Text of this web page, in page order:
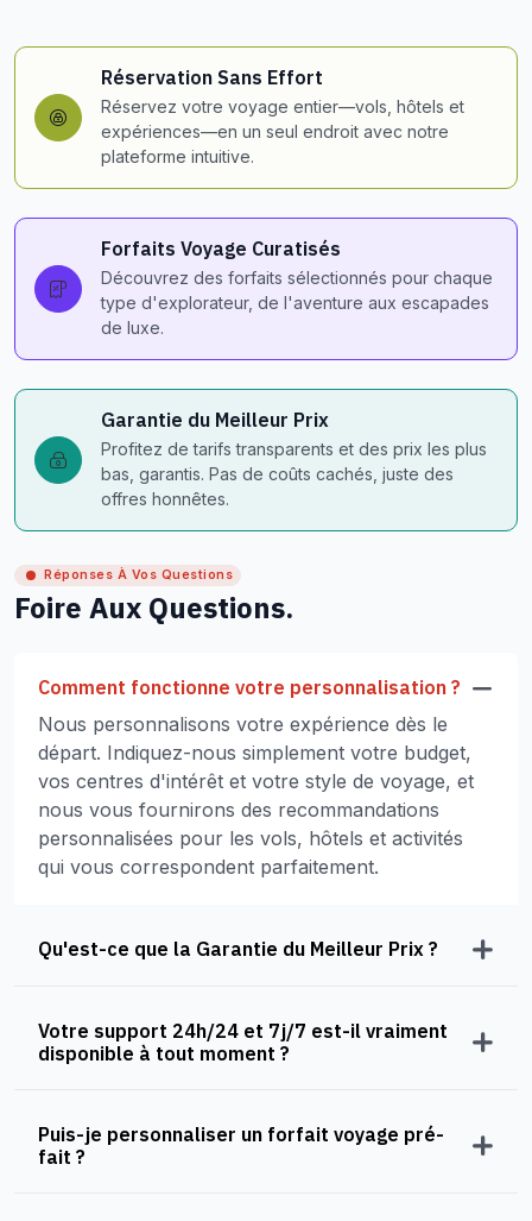
Réservation Sans Effort
Réservez votre voyage entier—vols, hôtels et
expériences—en un seul endroit avec notre
plateforme intuitive.
Forfaits Voyage Curatisés
Découvrez des forfaits sélectionnés pour chaque
type d'explorateur, de l'aventure aux escapades
de luxe.
Garantie du Meilleur Prix
Profitez de tarifs transparents et des prix les plus
bas, garantis. Pas de coûts cachés, juste des
offres honnêtes.
Réponses À Vos Questions
Foire Aux Questions.
Comment fonctionne votre personnalisation ?
Nous personnalisons votre expérience dès le
départ. Indiquez-nous simplement votre budget,
vos centres d'intérêt et votre style de voyage, et
nous vous fournirons des recommandations
personnalisées pour les vols, hôtels et activités
qui vous correspondent parfaitement.
Qu'est-ce que la Garantie du Meilleur Prix ?
Votre support 24h/24 et 7j/7 est-il vraiment
disponible à tout moment ?
Puis-je personnaliser un forfait voyage pré-
fait ?